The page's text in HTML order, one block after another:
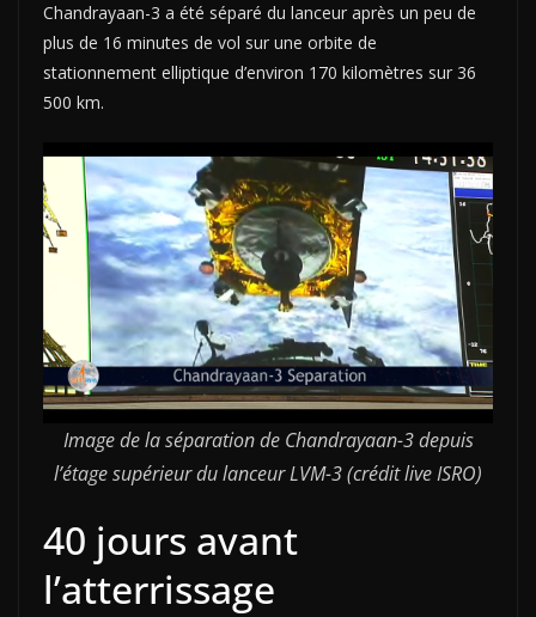
Chandrayaan-3 a été séparé du lanceur après un peu de
plus de 16 minutes de vol sur une orbite de
stationnement elliptique d’environ 170 kilomètres sur 36
500 km.
Image de la séparation de Chandrayaan-3 depuis
l’étage supérieur du lanceur LVM-3 (crédit live ISRO)
40 jours avant
l’atterrissage